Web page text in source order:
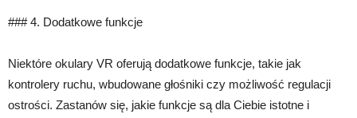
### 4. Dodatkowe funkcje
Niektóre okulary VR oferują dodatkowe funkcje, takie jak
kontrolery ruchu, wbudowane głośniki czy możliwość regulacji
ostrości. Zastanów się, jakie funkcje są dla Ciebie istotne i